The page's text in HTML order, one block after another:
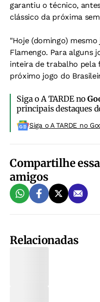
garantiu o técnico,
clássico da próxima
"Hoje (domingo)
Flamengo. Para alguns
inteira de trabalho pela
próximo jogo do
Siga o A TARDE no
principais destaques
Siga o A TARDE no
Compartilhe
amigos
Relacionadas